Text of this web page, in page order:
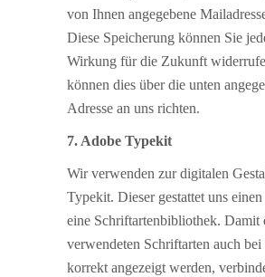
von Ihnen angegebene
Diese Speicherung können Sie
Wirkung für die Zukunft
können dies über die unten
Adresse an uns richten.
7. Adobe Typekit
Wir verwenden zur digitalen
Typekit. Dieser gestattet uns
eine Schriftartenbibliothek. Damit
verwendeten Schriftarten auch bei
korrekt angezeigt werden,